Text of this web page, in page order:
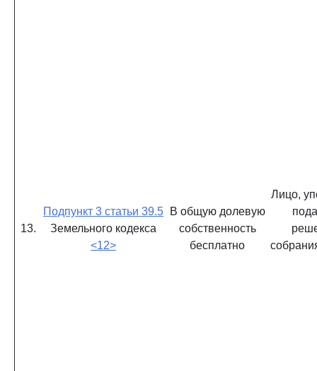
13.
Подпункт 3 статьи 39.5
Земельного кодекса
<12>
В общую долевую
собственность
бесплатно
Лицо,